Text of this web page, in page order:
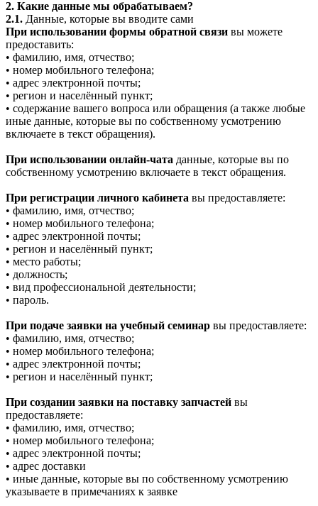
2. Какие данные мы обрабатываем?
2.1. Данные, которые вы вводите сами
При использовании формы обратной связи вы можете
предоставить:
• фамилию, имя, отчество;
• номер мобильного телефона;
• адрес электронной почты;
• регион и населённый пункт;
• содержание вашего вопроса или обращения (а также любые
иные данные, которые вы по собственному усмотрению
включаете в текст обращения).
При использовании онлайн-чата данные, которые вы по
собственному усмотрению включаете в текст обращения.
При регистрации личного кабинета вы предоставляете:
• фамилию, имя, отчество;
• номер мобильного телефона;
• адрес электронной почты;
• регион и населённый пункт;
• место работы;
• должность;
• вид профессиональной деятельности;
• пароль.
При подаче заявки на учебный семинар вы предоставляете:
• фамилию, имя, отчество;
• номер мобильного телефона;
• адрес электронной почты;
• регион и населённый пункт;
При создании заявки на поставку запчастей вы
предоставляете:
• фамилию, имя, отчество;
• номер мобильного телефона;
• адрес электронной почты;
• адрес доставки
• иные данные, которые вы по собственному усмотрению
указываете в примечаниях к заявке